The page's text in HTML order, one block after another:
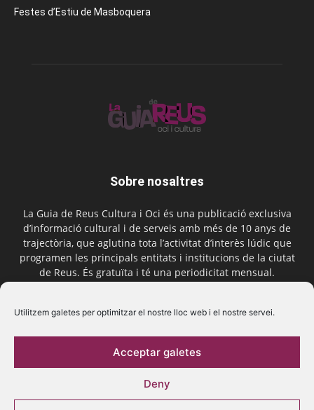
Utilitzem galetes per optimitzar el nostre lloc web i el nostre servei.
Acceptar galetes
Deny
Festes d’Estiu de Masboquera
Sobre nosaltres
La Guia de Reus Cultura i Oci és una publicació exclusiva
d’informació cultural i de serveis amb més de 10 anys de
trajectòria, que aglutina tota l’activitat d’interès lúdic que
programen les principals entitats i institucions de la ciutat
de Reus. És gratuïta i té una periodicitat mensual.
Segueix-nos